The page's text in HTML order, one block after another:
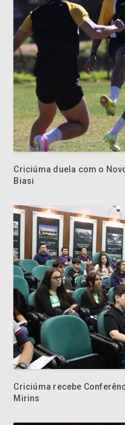
Criciúma duela com o
Biasi
Criciúma recebe
Mirins